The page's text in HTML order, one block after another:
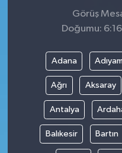
Görüş
Doğumu:
Adana
Ağrı Aksaray
Antalya
Balıkesir Bartın